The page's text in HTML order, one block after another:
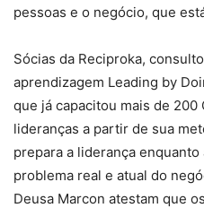
pessoas e o negócio, que
Sócias da Reciproka,
aprendizagem Leading by
que já capacitou mais de
lideranças a partir de sua
prepara a liderança
problema real e atual do
Deusa Marcon atestam que